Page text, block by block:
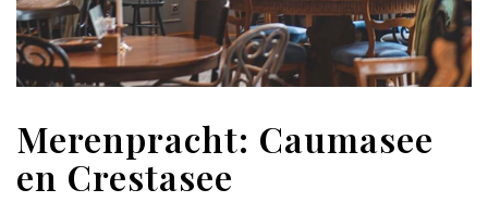
Merenpracht: Caumasee
en Crestasee